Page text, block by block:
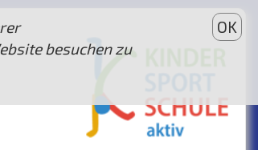
besuchen zu
OK